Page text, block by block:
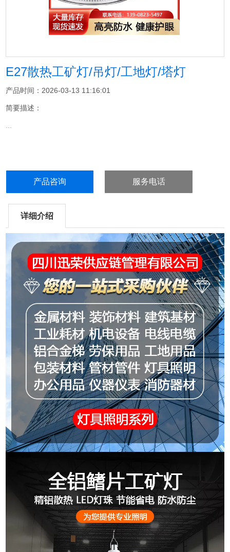
E27散热工矿灯/吊灯/工地灯/塔灯
产品时间：2026-03-13 11:16:01
简要描述：
...
产品咨询 服务电话
详细介绍